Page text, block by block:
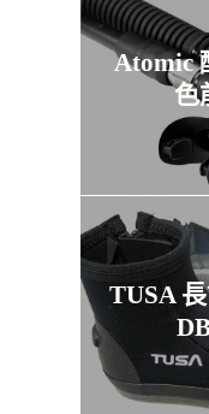
Atomic
色
TUSA